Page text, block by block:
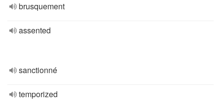
brusquement
assented
sanctionné
temporized